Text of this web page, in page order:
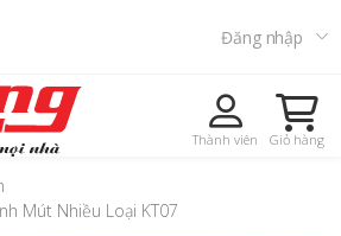
Đăng nhập
menu Thành viên Giỏ hàng
Mút Nhiều Loại KT07